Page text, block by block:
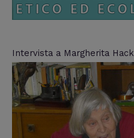
Intervista a Margherita Hack